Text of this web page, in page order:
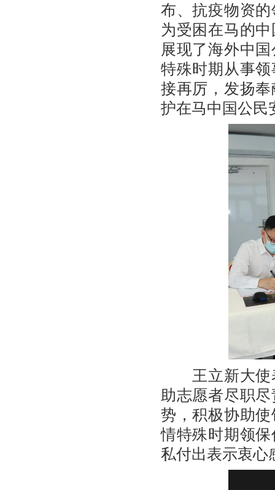
布、抗疫物资
为受困在马的
展现了海外中
特殊时期从事
接再厉，发扬
护在马中国公民
王立新大使表
助志愿者尽职
势，积极协助
情特殊时期领
私付出表示衷心